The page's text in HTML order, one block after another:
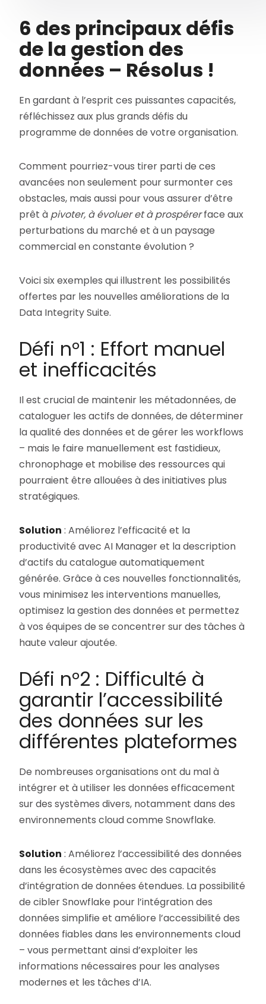
6 des principaux défis
de la gestion des
données – Résolus !
En gardant à l’esprit ces puissantes capacités,
réfléchissez aux plus grands défis du
programme de données de votre organisation.
Comment pourriez-vous tirer parti de ces
avancées non seulement pour surmonter ces
obstacles, mais aussi pour vous assurer d’être
prêt à pivoter, à évoluer et à prospérerface aux
perturbations du marché et à un paysage
commercial en constante évolution ?
Voici six exemples qui illustrent les possibilités
offertes par les nouvelles améliorations de la
Data Integrity Suite.
Défi n°1 : Effort manuel
et inefficacités
Il est crucial de maintenir les métadonnées, de
cataloguer les actifs de données, de déterminer
la qualité des données et de gérer les workflows
– mais le faire manuellement est fastidieux,
chronophage et mobilise des ressources qui
pourraient être allouées à des initiatives plus
stratégiques.
Solution : Améliorez l’efficacité et la
productivité avec AI Manager et la description
d’actifs du catalogue automatiquement
générée. Grâce à ces nouvelles fonctionnalités,
vous minimisez les interventions manuelles,
optimisez la gestion des données et permettez
à vos équipes de se concentrer sur des tâches à
haute valeur ajoutée.
Défi n°2 : Difficulté à
garantir l’accessibilité
des données sur les
différentes plateformes
De nombreuses organisations ont du mal à
intégrer et à utiliser les données efficacement
sur des systèmes divers, notamment dans des
environnements cloud comme Snowflake.
Solution : Améliorez l’accessibilité des données
dans les écosystèmes avec des capacités
d’intégration de données étendues. La possibilité
de cibler Snowflake pour l’intégration des
données simplifie et améliore l’accessibilité des
données fiables dans les environnements cloud
– vous permettant ainsi d’exploiter les
informations nécessaires pour les analyses
modernes et les tâches d’IA.